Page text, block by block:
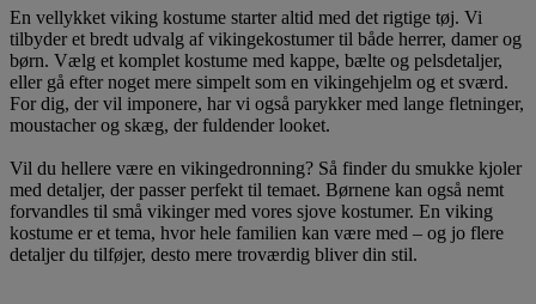
En vellykket viking kostume starter altid med det rigtige tøj. Vi
tilbyder et bredt udvalg af vikingekostumer til både herrer, damer og
børn. Vælg et komplet kostume med kappe, bælte og pelsdetaljer,
eller gå efter noget mere simpelt som en vikingehjelm og et sværd.
For dig, der vil imponere, har vi også parykker med lange fletninger,
moustacher og skæg, der fuldender looket.
Vil du hellere være en vikingedronning? Så finder du smukke kjoler
med detaljer, der passer perfekt til temaet. Børnene kan også nemt
forvandles til små vikinger med vores sjove kostumer. En viking
kostume er et tema, hvor hele familien kan være med – og jo flere
detaljer du tilføjer, desto mere troværdig bliver din stil.